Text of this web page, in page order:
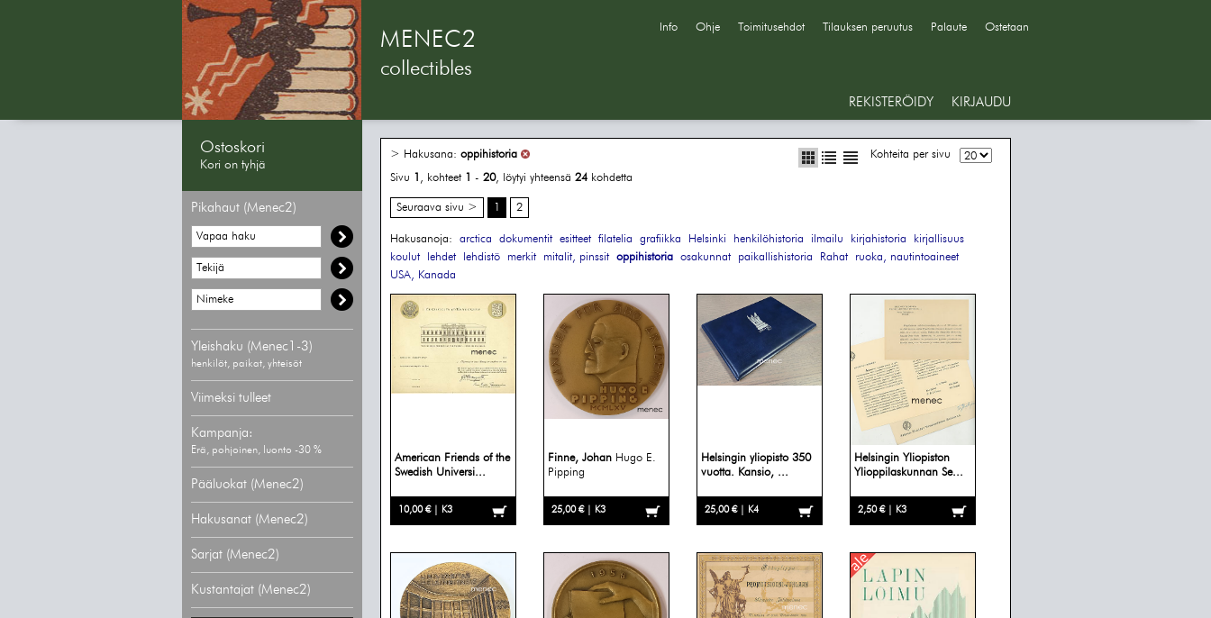
MENEC2
collectibles
Info Ohje Toimitusehdot Tilauksen peruutus Palaute Ostetaan
REKISTERÖIDY KIRJAUDU
Ostoskori
Kori on tyhjä
Pikahaut (Menec2)
Yleishaku (Menec1-3)
henkilöt, paikat, yhteisöt
Viimeksi tulleet
Kampanja:
Erä, pohjoinen, luonto -30 %
Pääluokat (Menec2)
Hakusanat (Menec2)
Sarjat (Menec2)
Kustantajat (Menec2)
Kohteita per sivu
> Hakusana: oppihistoria
Sivu 1 , kohteet 1 - 20, löytyi yhteensä 24 kohdetta
Seuraava sivu > 1 2
Hakusanoja: arctica dokumentit esitteet filatelia grafiikka Helsinki henkilöhistoria ilmailu kirjahistoria
kirjallisuus
koulut
lehdet lehdistö merkit mitalit, pinssit oppihistoria osakunnat paikallishistoria Rahat
ruoka, nautintoaineet
USA, Kanada
American Friends of the
Swedish Universi...
10,00 € | K3
Finne, Johan Hugo E.
Pipping
25,00 € | K3
Helsingin yliopisto 350
vuotta. Kansio, ...
25,00 € | K4
Helsingin Yliopiston
Ylioppilaskunnan Se...
2,50 € | K3